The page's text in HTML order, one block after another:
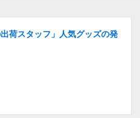
荷スタッフ」人気グッズの発